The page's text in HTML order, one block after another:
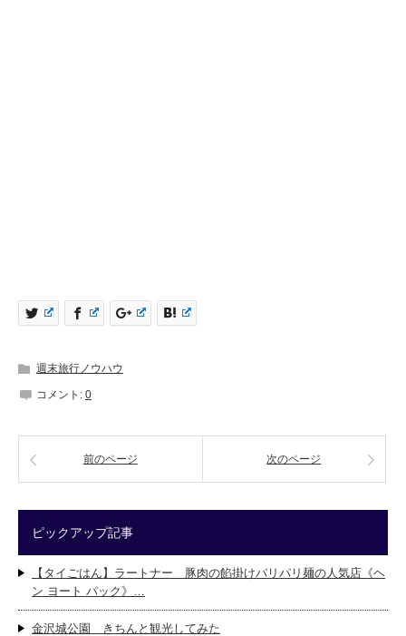
週末旅行ノウハウ
コメント: 0
前のページ 次のページ
ピックアップ記事
【タイごはん】ラートナー 豚肉の餡掛けパリパリ麺の人気店《ヘ
ン ヨート パック》…
金沢城公園 きちんと観光してみた